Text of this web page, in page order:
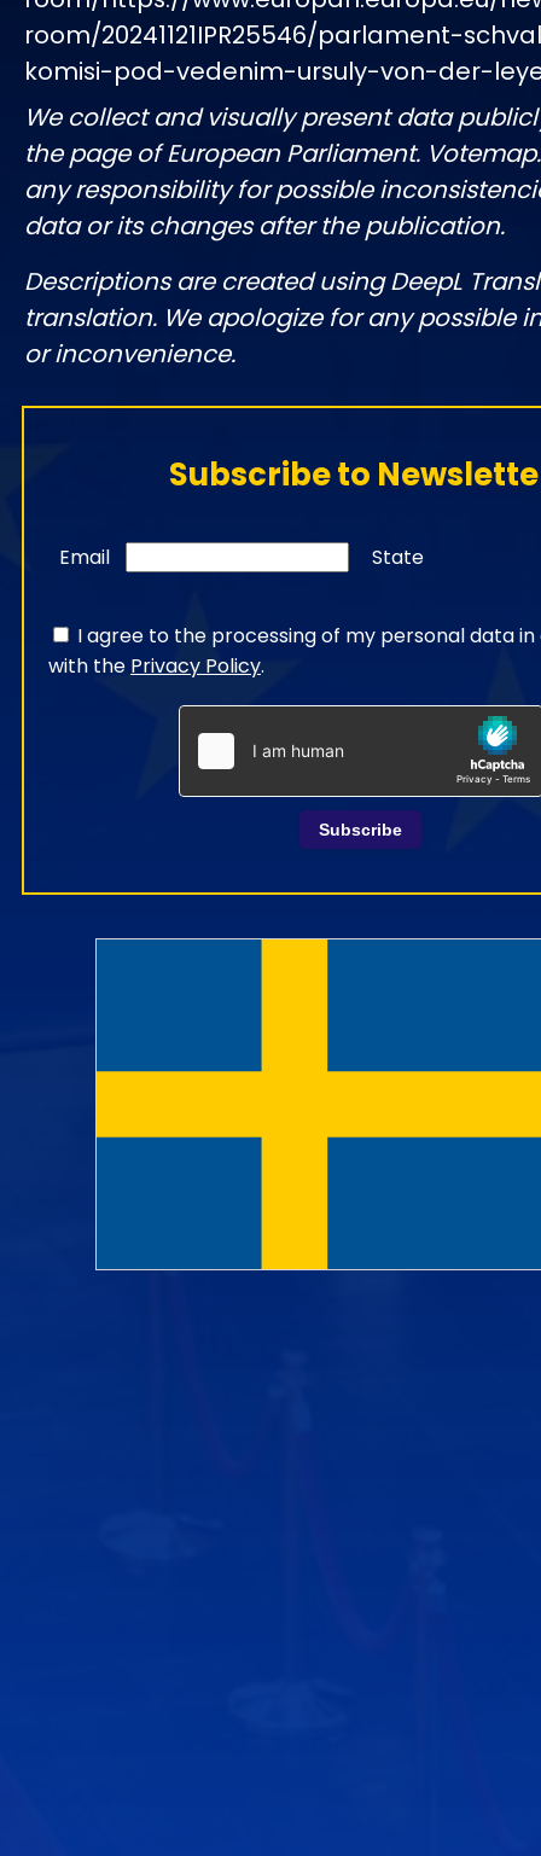
room/20241121IPR25546/parlament-
komisi-pod-vedenim-ursuly-von-der-
We collect and visually present data
the page of European Parliament.
any responsibility for possible
data or its changes after the publication.
Descriptions are created using DeepL
translation. We apologize for any possible
or inconvenience.
Subscribe to
Email State
I agree to the processing of my personal data
with the Privacy Policy.
Subscribe